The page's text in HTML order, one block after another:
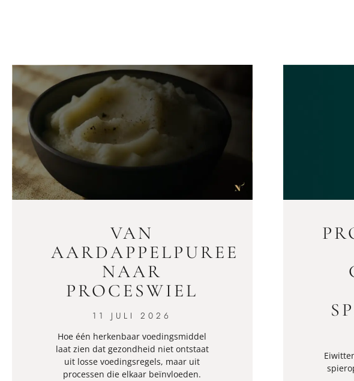
VAN
AARDAPPELPUREE
NAAR
PROCESWIEL
11 JULI 2026
Hoe één herkenbaar voedingsmiddel
laat zien dat gezondheid niet ontstaat
uit losse voedingsregels, maar uit
processen die elkaar beïnvloeden.